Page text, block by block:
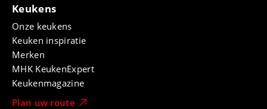
Keukens
Onze keukens
Keuken inspiratie
Merken
MHK KeukenExpert
Keukenmagazine
Plan uw route